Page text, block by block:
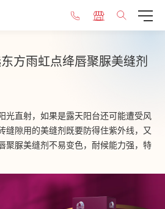
方雨虹点绛唇聚脲美缝剂
光直射，如果是露天阳台还可能遭受风
缝隙用的美缝剂既要防得住紫外线，又
聚脲美缝剂不易变色，耐候能力强，特